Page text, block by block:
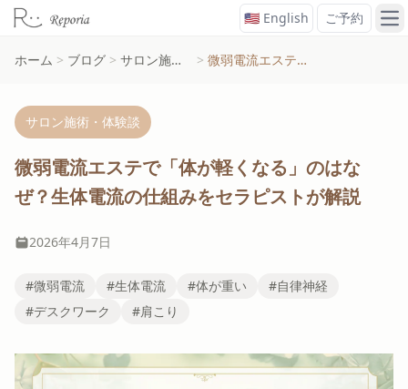
🇺🇸 English ご予約 メ
ホーム > ブログ > サロン施術・体験談 > 微弱電流エステで「体が軽くなる」のはなぜ？生体電流の仕組みをセラピストが解説
サロン施術・体験談
微弱電流エステで「体が軽くなる」のはな
ぜ？生体電流の仕組みをセラピストが解説
2026年4月7日
#微弱電流 #生体電流 #体が重い
#自律神経
#デスクワーク
#肩こり